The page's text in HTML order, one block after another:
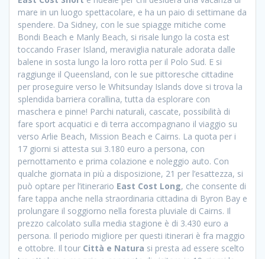
mare in un luogo spettacolare, e ha un paio di settimane da
spendere. Da Sidney, con le sue spiagge mitiche come
Bondi Beach e Manly Beach, si risale lungo la costa est
toccando Fraser Island, meraviglia naturale adorata dalle
balene in sosta lungo la loro rotta per il Polo Sud. E si
raggiunge il Queensland, con le sue pittoresche cittadine
per proseguire verso le Whitsunday Islands dove si trova la
splendida barriera corallina, tutta da esplorare con
maschera e pinne! Parchi naturali, cascate, possibilità di
fare sport acquatici e di terra accompagnano il viaggio su
verso Arlie Beach, Mission Beach e Cairns. La quota per i
17 giorni si attesta sui 3.180 euro a persona, con
pernottamento e prima colazione e noleggio auto. Con
qualche giornata in più a disposizione, 21 per l’esattezza, si
può optare per l’itinerario East Cost Long, che consente di
fare tappa anche nella straordinaria cittadina di Byron Bay e
prolungare il soggiorno nella foresta pluviale di Cairns. Il
prezzo calcolato sulla media stagione è di 3.430 euro a
persona. Il periodo migliore per questi itinerari è fra maggio
e ottobre. Il tour Città e Natura si presta ad essere scelto